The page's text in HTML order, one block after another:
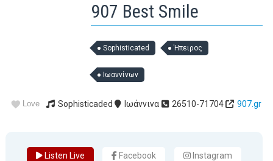
907 Best Smile
Sophisticated Ήπειρος
Ιωαννίνων
Love Sophisticaded Iωάννινα 26510-71704 907.gr
Listen Live Facebook Instagram